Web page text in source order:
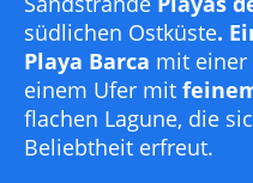
südlichen Ostküste.
Playa Barca mit einer
einem Ufer mit
flachen Lagune, die
Beliebtheit erfreut.